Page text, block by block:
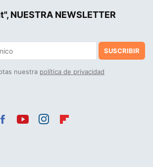
NUESTRA NEWSLETTER
SUSCRIBIR
nuestra política de privacidad